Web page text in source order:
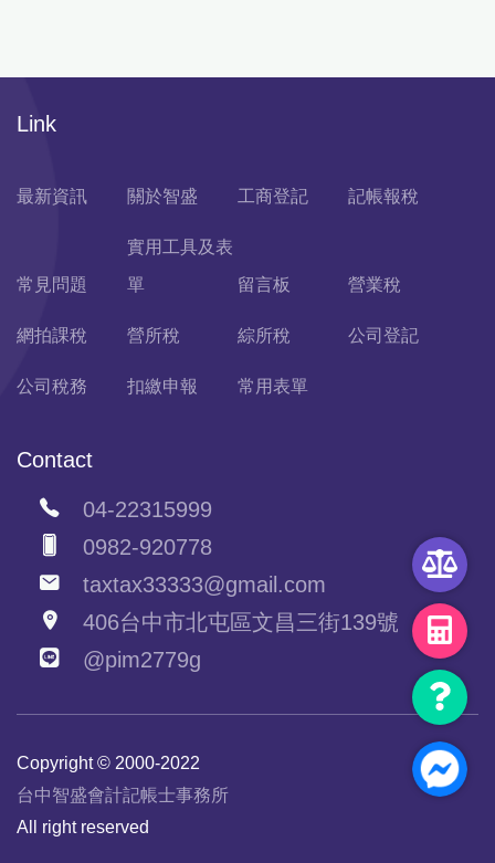
Link
最新資訊 關於智盛 工商登記 記帳報稅
常見問題
實用工具及表
單
留言板 營業稅
網拍課稅 營所稅 綜所稅 公司登記
公司稅務 扣繳申報 常用表單
Contact
04-22315999
0982-920778
taxtax33333@gmail.com
406台中市北屯區文昌三街139號
@pim2779g
Copyright © 2000-2022
台中智盛會計記帳士事務所
All right reserved